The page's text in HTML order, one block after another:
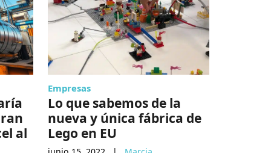
al
Empresas
Lo que sabemos de la
nueva y única fábrica de
Lego en EU